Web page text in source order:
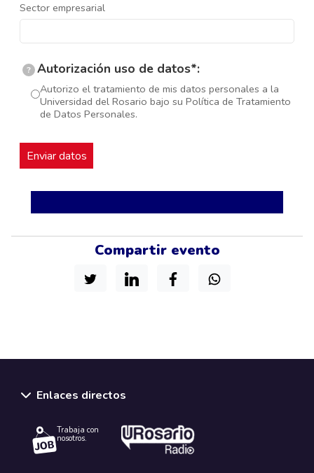
Sector empresarial
? Autorización uso de datos*:
Autorizo el tratamiento de mis datos personales a la
Universidad del Rosario bajo su Política de Tratamiento
de Datos Personales.
Compartir evento
Enlaces directos
Trabaja con
nosotros.